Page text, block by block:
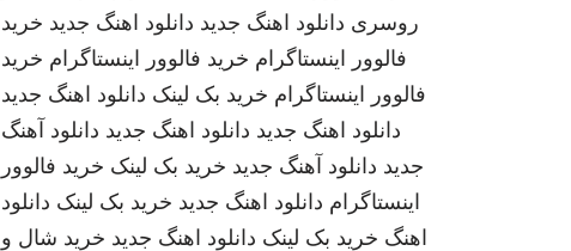
روسری دانلود اهنگ جدید دانلود اهنگ جدید خرید
فالوور اینستاگرام خرید فالوور اینستاگرام خرید
فالوور اینستاگرام خرید بک لینک دانلود اهنگ جدید
دانلود اهنگ جدید دانلود اهنگ جدید دانلود آهنگ
جدید دانلود آهنگ جدید خرید بک لینک خرید فالوور
اینستاگرام دانلود اهنگ جدید خرید بک لینک دانلود
اهنگ خرید بک لینک دانلود اهنگ جدید خرید شال و